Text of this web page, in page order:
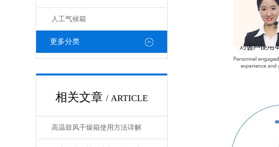
人工气候箱
更多分类
相关文章 / ARTICLE
高温鼓风干燥箱使用方法详解